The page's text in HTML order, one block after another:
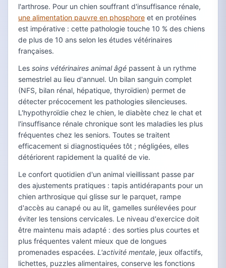
l'arthrose. Pour un chien souffrant d'insuffisance rénale,
une alimentation pauvre en phosphore et en protéines
est impérative : cette pathologie touche 10 % des chiens
de plus de 10 ans selon les études vétérinaires
françaises.
Les soins vétérinaires animal âgé passent à un rythme
semestriel au lieu d'annuel. Un bilan sanguin complet
(NFS, bilan rénal, hépatique, thyroïdien) permet de
détecter précocement les pathologies silencieuses.
L'hypothyroïdie chez le chien, le diabète chez le chat et
l'insuffisance rénale chronique sont les maladies les plus
fréquentes chez les seniors. Toutes se traitent
efficacement si diagnostiquées tôt ; négligées, elles
détériorent rapidement la qualité de vie.
Le confort quotidien d'un animal vieillissant passe par
des ajustements pratiques : tapis antidérapants pour un
chien arthrosique qui glisse sur le parquet, rampe
d'accès au canapé ou au lit, gamelles surélevées pour
éviter les tensions cervicales. Le niveau d'exercice doit
être maintenu mais adapté : des sorties plus courtes et
plus fréquentes valent mieux que de longues
promenades espacées. L'activité mentale, jeux olfactifs,
lichettes, puzzles alimentaires, conserve les fonctions